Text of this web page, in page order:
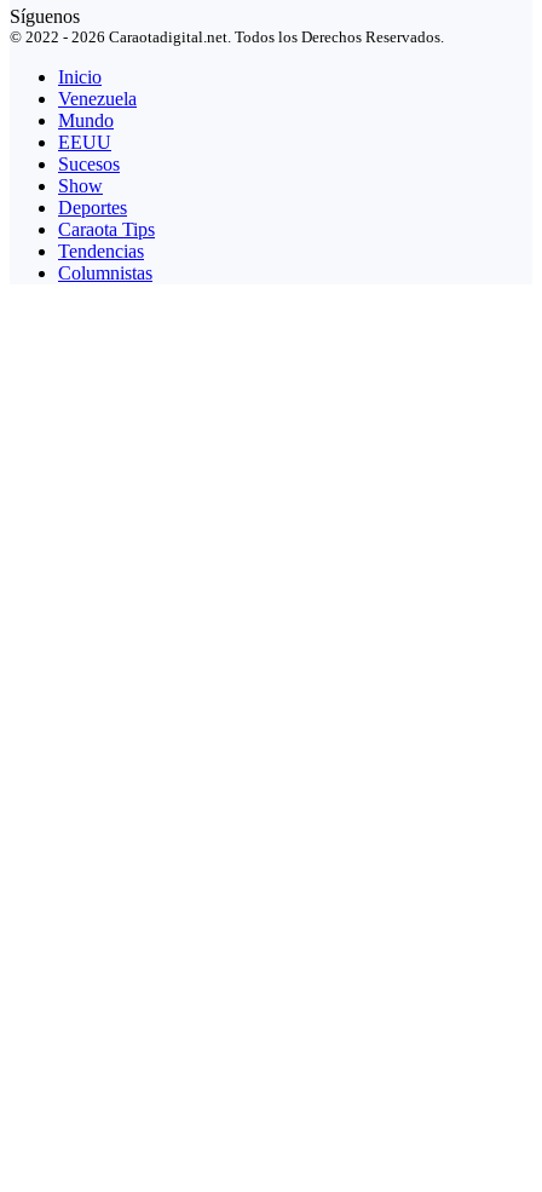
Síguenos
© 2022 - 2026 Caraotadigital.net. Todos los Derechos Reservados.
Inicio
Venezuela
Mundo
EEUU
Sucesos
Show
Deportes
Caraota Tips
Tendencias
Columnistas